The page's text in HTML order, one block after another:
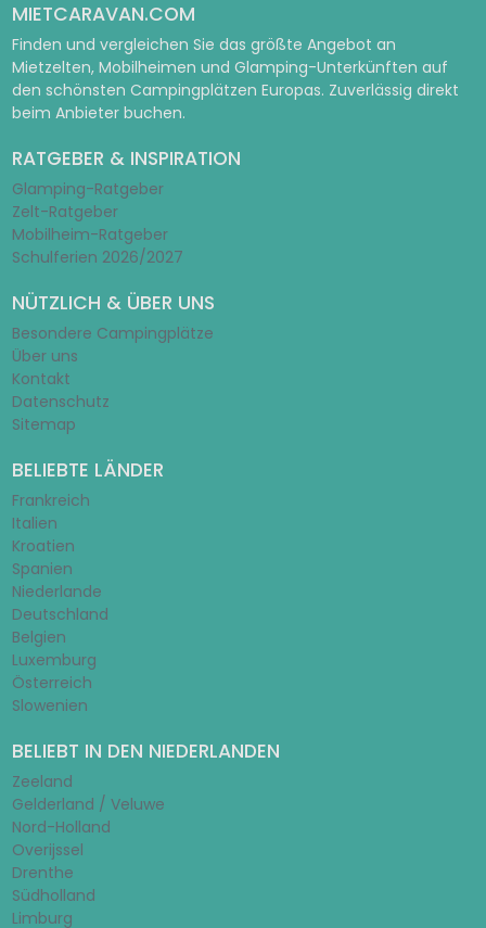
MIETCARAVAN.COM
Finden und vergleichen Sie das größte Angebot an
Mietzelten, Mobilheimen und Glamping-Unterkünften auf
den schönsten Campingplätzen Europas. Zuverlässig direkt
beim Anbieter buchen.
RATGEBER & INSPIRATION
Glamping-Ratgeber
Zelt-Ratgeber
Mobilheim-Ratgeber
Schulferien 2026/2027
NÜTZLICH & ÜBER UNS
Besondere Campingplätze
Über uns
Kontakt
Datenschutz
Sitemap
BELIEBTE LÄNDER
Frankreich
Italien
Kroatien
Spanien
Niederlande
Deutschland
Belgien
Luxemburg
Österreich
Slowenien
BELIEBT IN DEN NIEDERLANDEN
Zeeland
Gelderland / Veluwe
Nord-Holland
Overijssel
Drenthe
Südholland
Limburg